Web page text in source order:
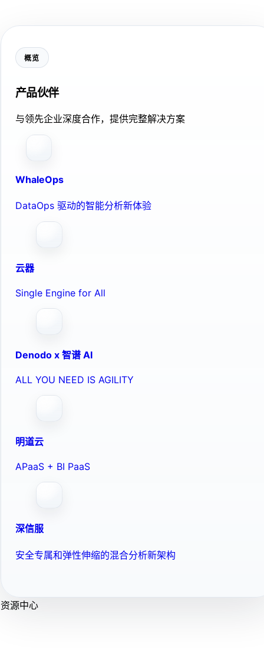
概览
产品伙伴
与领先企业深度合作，提供完整解决方案
WhaleOps
DataOps 驱动的智能分析新体验
云器
Single Engine for All
Denodo x 智谱 AI
ALL YOU NEED IS AGILITY
明道云
APaaS + BI PaaS
深信服
安全专属和弹性伸缩的混合分析新架构
资源中心